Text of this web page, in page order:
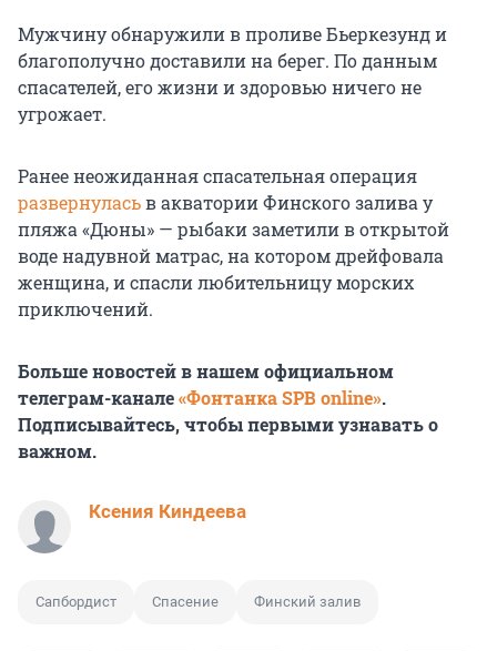
Мужчину обнаружили в проливе Бьеркезунд и
благополучно доставили на берег. По данным
спасателей, его жизни и здоровью ничего не
угрожает.
Ранее неожиданная спасательная операция
развернуласьв акватории Финского залива у
пляжа «Дюны» — рыбаки заметили в открытой
воде надувной матрас, на котором дрейфовала
женщина, и спасли любительницу морских
приключений.
Больше новостей в нашем официальном
телеграм-канале«Фонтанка SPB online».
Подписывайтесь, чтобы первыми узнавать о
важном.
Ксения Киндеева
Сапбордист Спасение Финский залив